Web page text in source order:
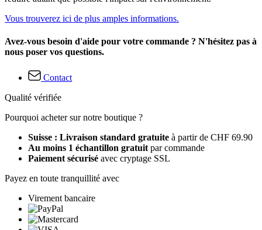
Vous trouverez ici de plus amples informations.
Avez-vous besoin d'aide pour votre commande ? N'hésitez pas à
nous poser vos questions.
Contact
Qualité vérifiée
Pourquoi acheter sur notre boutique ?
Suisse : Livraison standard gratuite à partir de CHF 69.90
Au moins 1 échantillon gratuit par commande
Paiement sécurisé avec cryptage SSL
Payez en toute tranquillité avec
Virement bancaire